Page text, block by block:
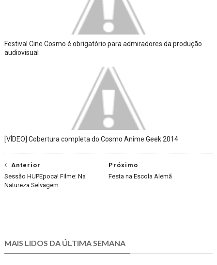
Festival Cine Cosmo é obrigatório para admiradores da produção
audiovisual
[VÍDEO] Cobertura completa do Cosmo Anime Geek 2014
Próximo
Festa na Escola Alemã
Anterior
Sessão HUPEpoca! Filme: Na
Natureza Selvagem
MAIS LIDOS DA ÚLTIMA SEMANA